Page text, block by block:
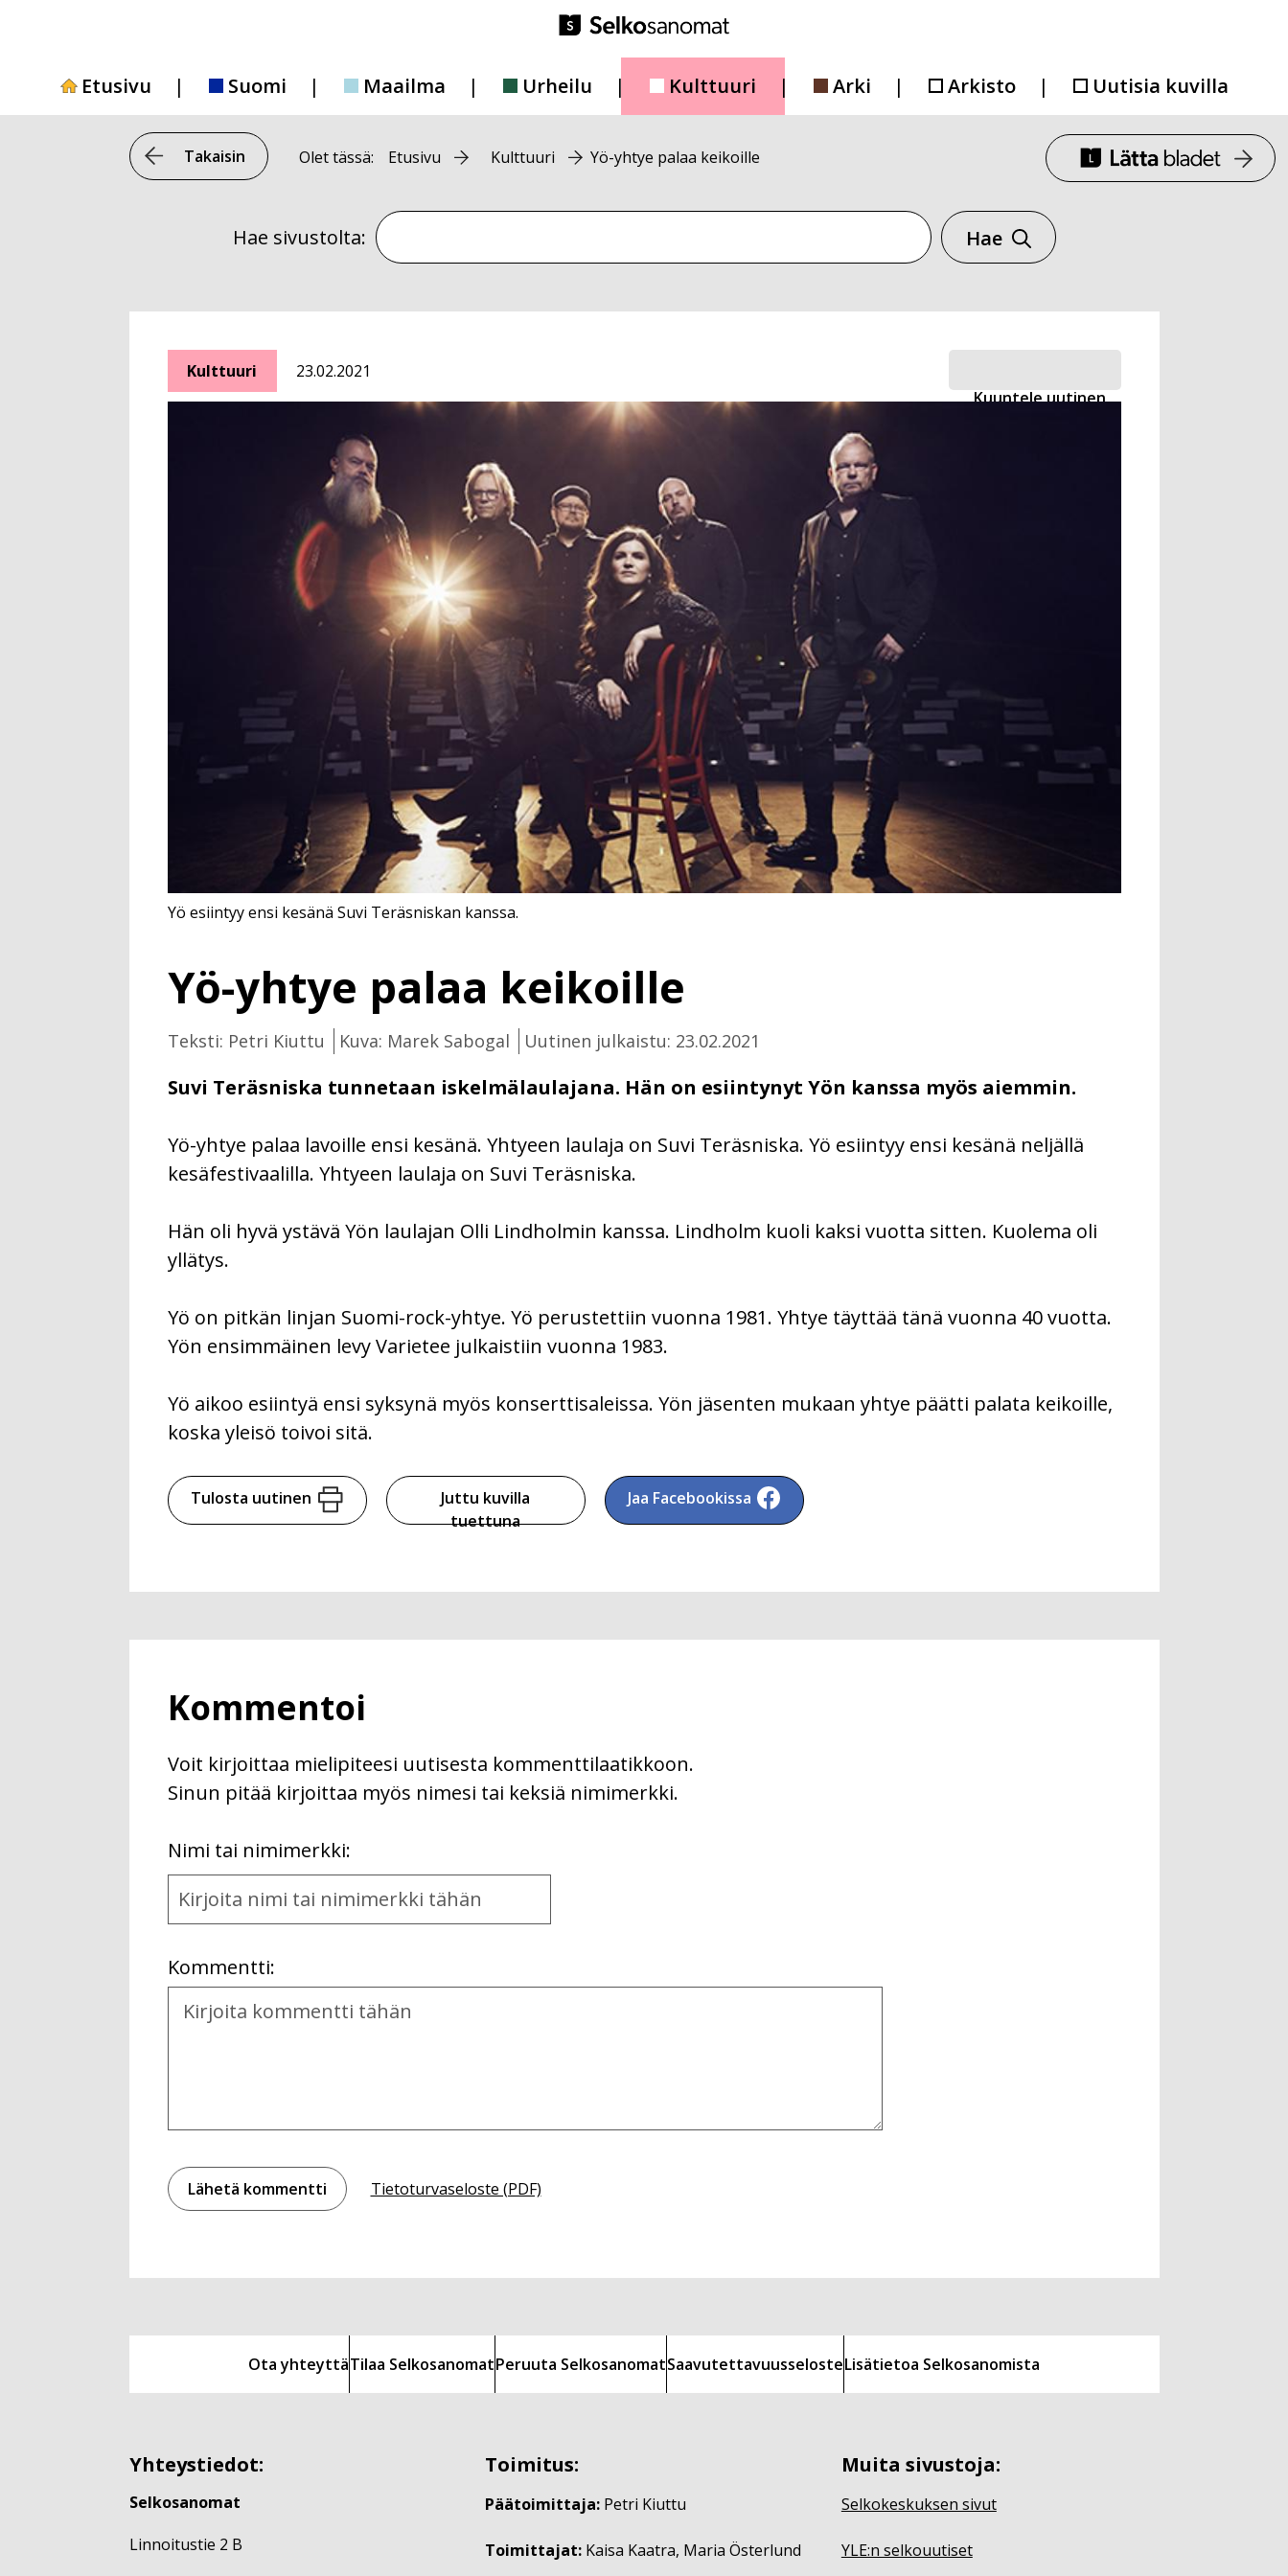
Etusivu
Suomi Maailma Urheilu Kulttuuri Arki Arkisto Uutisia kuvilla
Takaisin Olet tässä: Etusivu Kulttuuri Yö-yhtye palaa keikoille
Hae sivustolta: Hae sivustolta
Hae
Kuuntele uutinen
Kulttuuri 23.02.2021
Yö-yhtye palaa keikoille
Teksti: Petri Kiuttu Kuva: Marek Sabogal Uutinen julkaistu: 23.02.2021
Suvi Teräsniska tunnetaan iskelmälaulajana. Hän on esiintynyt Yön kanssa myös aiemmin.
Yö esiintyy ensi kesänä Suvi Teräsniskan kanssa.
Yö-yhtye palaa lavoille ensi kesänä. Yhtyeen laulaja on Suvi Teräsniska. Yö esiintyy ensi kesänä neljällä
kesäfestivaalilla. Yhtyeen laulaja on Suvi Teräsniska.
Hän oli hyvä ystävä Yön laulajan Olli Lindholmin kanssa. Lindholm kuoli kaksi vuotta sitten. Kuolema oli
yllätys.
Yö on pitkän linjan Suomi-rock-yhtye. Yö perustettiin vuonna 1981. Yhtye täyttää tänä vuonna 40 vuotta.
Yön ensimmäinen levy Varietee julkaistiin vuonna 1983.
Yö aikoo esiintyä ensi syksynä myös konserttisaleissa. Yön jäsenten mukaan yhtye päätti palata keikoille,
koska yleisö toivoi sitä.
Tulosta uutinen
Juttu kuvilla
tuettuna
Jaa Facebookissa
Kommentoi
Voit kirjoittaa mielipiteesi uutisesta kommenttilaatikkoon.
Sinun pitää kirjoittaa myös nimesi tai keksiä nimimerkki.
Nimi tai nimimerkki:First
Name
and
Kommentti:
Kommentti
Tietoturvaseloste (PDF)
Ota yhteyttäTilaa SelkosanomatPeruuta SelkosanomatSaavutettavuusselosteLisätietoa Selkosanomista
Yhteystiedot:
Selkosanomat
Linnoitustie 2 B
Toimitus:
Päätoimittaja: Petri Kiuttu
Toimittajat: Kaisa Kaatra, Maria Österlund
Muita sivustoja:
Selkokeskuksen sivut
YLE:n selkouutiset